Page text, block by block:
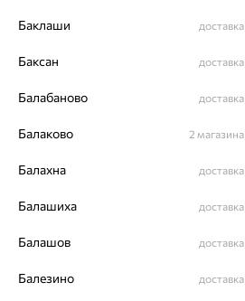
Баклаши доставка
Баксан доставка
Балабаново доставка
Балаково 2 магазина
Балахна доставка
Балашиха доставка
Балашов доставка
Балезино доставка